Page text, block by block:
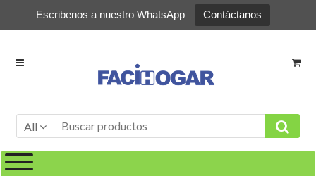
Escribenos a nuestro WhatsApp Contáctanos
Ir
Ir
All